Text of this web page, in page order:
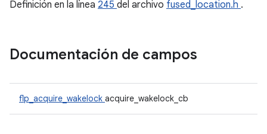
Definición en la línea 245 del archivo fused_location.h .
Documentación de campos
flp_acquire_wakelock acquire_wakelock_cb